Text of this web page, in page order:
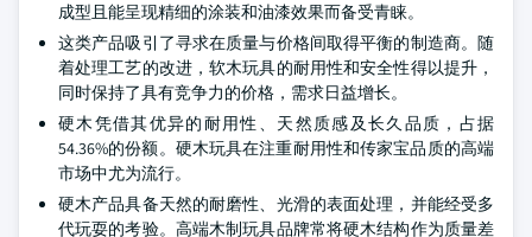
成型且能呈现精细的涂装和油漆效果而备受青睐。
这类产品吸引了寻求在质量与价格间取得平衡的制造商。随
着处理工艺的改进，软木玩具的耐用性和安全性得以提升，
同时保持了具有竞争力的价格，需求日益增长。
硬木凭借其优异的耐用性、天然质感及长久品质，占据
54.36%的份额。硬木玩具在注重耐用性和传家宝品质的高端
市场中尤为流行。
硬木产品具备天然的耐磨性、光滑的表面处理，并能经受多
代玩耍的考验。高端木制玩具品牌常将硬木结构作为质量差